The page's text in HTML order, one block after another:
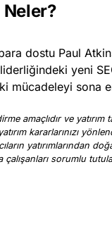
dostu Paul
yeni
mücadeleyi sona
amaçlıdır ve
kararlarınızı
yatırımlarından
sorumlu